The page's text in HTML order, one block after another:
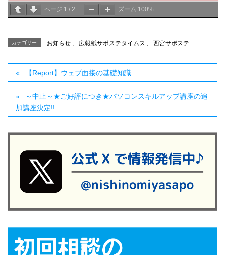
ページ 1 / 2 ズーム 100%
カテゴリー お知らせ 、 広報紙サポステタイムス 、 西宮サポステ
【Report】ウェブ面接の基礎知識
～中止～★ご好評につき★パソコンスキルアップ講座の追
加講座決定‼